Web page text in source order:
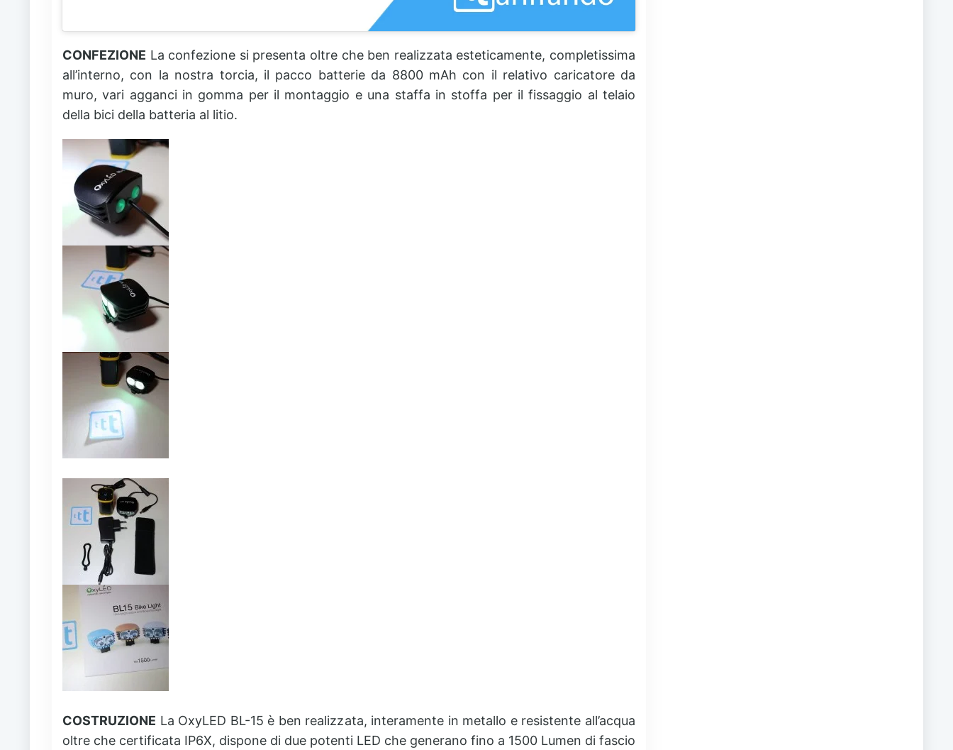
CONFEZIONE La confezione si presenta oltre che ben realizzata esteticamente, completissima
all’interno, con la nostra torcia, il pacco batterie da 8800 mAh con il relativo caricatore da
muro, vari agganci in gomma per il montaggio e una staffa in stoffa per il fissaggio al telaio
della bici della batteria al litio.
COSTRUZIONE La OxyLED BL-15 è ben realizzata, interamente in metallo e resistente all’acqua
oltre che certificata IP6X, dispone di due potenti LED che generano fino a 1500 Lumen di fascio